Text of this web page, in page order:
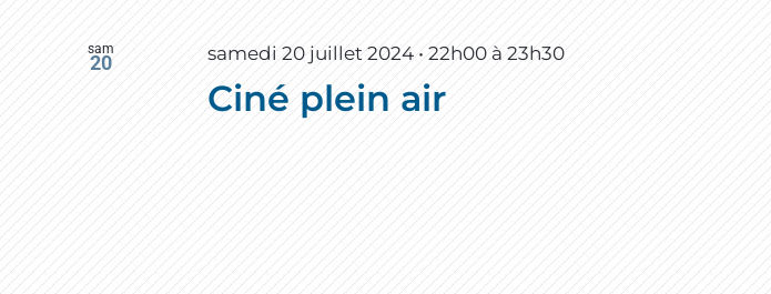
sam
20 samedi 20 juillet 2024 • 22h00à23h30
Ciné plein air